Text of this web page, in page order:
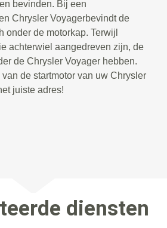
bevinden. Bij een
Chrysler Voyagerbevindt de
onder de motorkap. Terwijl
achterwiel aangedreven zijn, de
de Chrysler Voyager hebben.
de startmotor van uw Chrysler
juiste adres!
diensten